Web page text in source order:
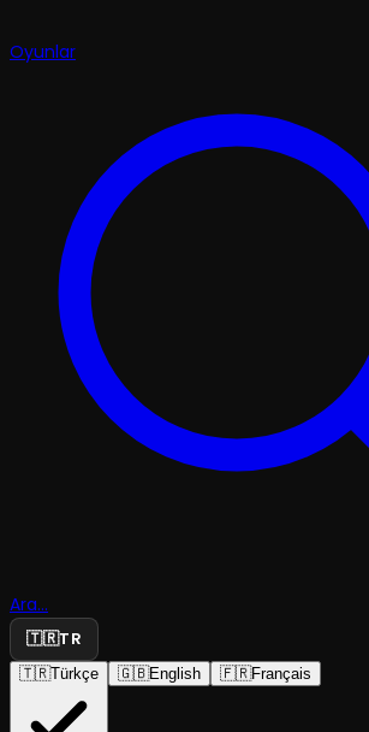
Oyunlar
Ara...
🇹🇷TR
🇹🇷Türkçe 🇬🇧English 🇫🇷Français